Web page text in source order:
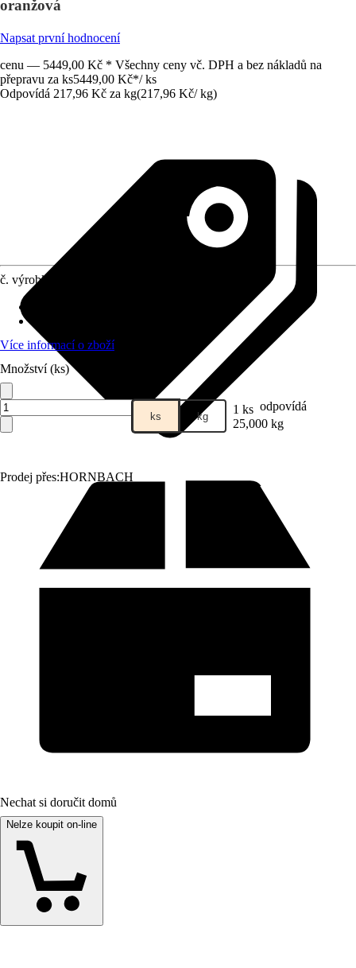
oranžová
Napsat první hodnocení
cenu — 5449,00 Kč * Všechny ceny vč. DPH a bez nákladů na
přepravu za ks5449,00 Kč*/ ks
Odpovídá 217,96 Kč za kg(217,96 Kč/ kg)
Prodej přes:HORNBACH
č. výrobku
Více informací o zboží
Množství (ks)
ks kg 1 ks odpovídá
25,000 kg
Nechat si doručit domů
Nelze koupit on-line